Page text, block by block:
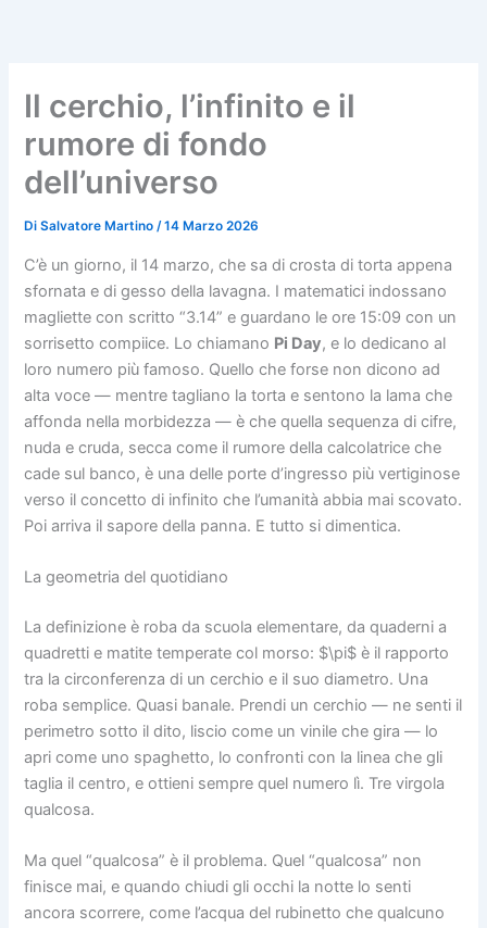
Il cerchio, l’infinito e il
rumore di fondo
dell’universo
DiSalvatore Martino/14 Marzo 2026
C’è un giorno, il 14 marzo, che sa di crosta di torta appena
sfornata e di gesso della lavagna. I matematici indossano
magliette con scritto “3.14” e guardano le ore 15:09 con un
sorrisetto compiice. Lo chiamano Pi Day, e lo dedicano al
loro numero più famoso. Quello che forse non dicono ad
alta voce — mentre tagliano la torta e sentono la lama che
affonda nella morbidezza — è che quella sequenza di cifre,
nuda e cruda, secca come il rumore della calcolatrice che
cade sul banco, è una delle porte d’ingresso più vertiginose
verso il concetto di infinito che l’umanità abbia mai scovato.
Poi arriva il sapore della panna. E tutto si dimentica.
La geometria del quotidiano
La definizione è roba da scuola elementare, da quaderni a
quadretti e matite temperate col morso: $\pi$ è il rapporto
tra la circonferenza di un cerchio e il suo diametro. Una
roba semplice. Quasi banale. Prendi un cerchio — ne senti il
perimetro sotto il dito, liscio come un vinile che gira — lo
apri come uno spaghetto, lo confronti con la linea che gli
taglia il centro, e ottieni sempre quel numero lì. Tre virgola
qualcosa.
Ma quel “qualcosa” è il problema. Quel “qualcosa” non
finisce mai, e quando chiudi gli occhi la notte lo senti
ancora scorrere, come l’acqua del rubinetto che qualcuno